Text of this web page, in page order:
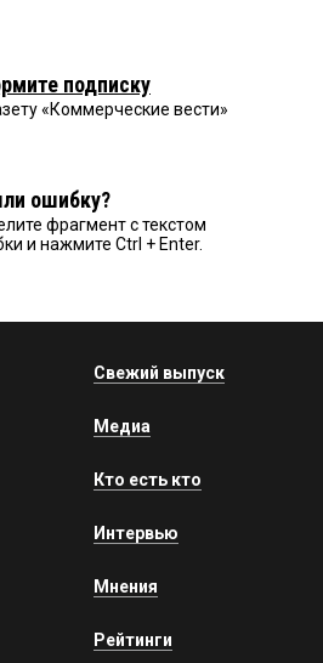
подписку
«Коммерческие вести»
ошибку?
фрагмент с текстом
и нажмите Ctrl + Enter.
Свежий выпуск
Медиа
Кто есть кто
Интервью
Мнения
Рейтинги